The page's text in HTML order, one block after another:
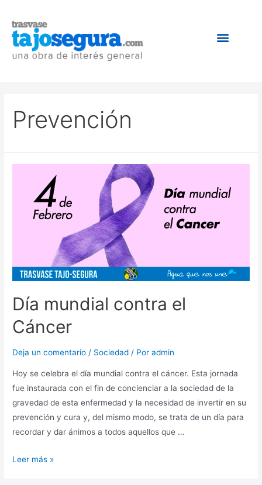
Prevención
Día mundial contra el
Cáncer
Deja un comentario / Sociedad / Poradmin
Hoy se celebra el día mundial contra el cáncer. Esta jornada
fue instaurada con el fin de concienciar a la sociedad de la
gravedad de esta enfermedad y la necesidad de invertir en su
prevención y cura y, del mismo modo, se trata de un día para
recordar y dar ánimos a todos aquellos que …
Leer más »